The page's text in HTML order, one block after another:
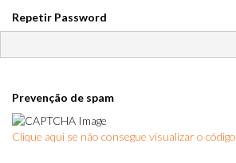
Repetir Password
Prevenção de spam
Clique aqui se não consegue visualizar o código